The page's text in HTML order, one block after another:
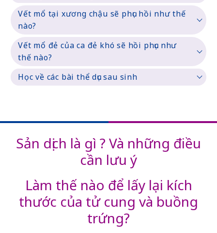
Vết mổ tại xương chậu sẽ phục hồi như thế
nào?
Vết mổ đẻ của ca đẻ khó sẽ hồi phục như
thế nào?
Học về các bài thể dục sau sinh
Sản dịch là gì ? Và những điều
cần lưu ý
Làm thế nào để lấy lại kích
thước của tử cung và buồng
trứng?